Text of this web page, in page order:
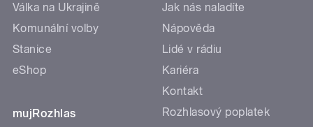
Válka na Ukrajině
Komunální volby
Stanice
eShop
mujRozhlas
Jak nás naladíte
Nápověda
Lidé v rádiu
Kariéra
Kontakt
Rozhlasový poplatek